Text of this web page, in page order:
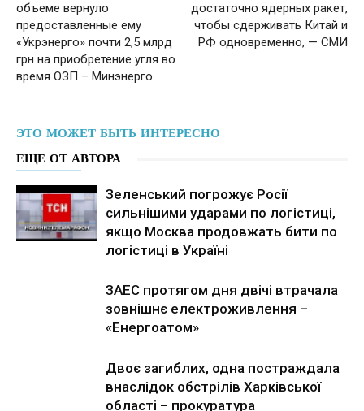
объеме вернуло
предоставленные ему
«Укрэнерго» почти 2,5 млрд
грн на приобретение угля во
время ОЗП – Минэнерго
достаточно ядерных ракет,
чтобы сдерживать Китай и
РФ одновременно, — СМИ
ЭТО МОЖЕТ БЫТЬ ИНТЕРЕСНО
ЕЩЕ ОТ АВТОРА
Зеленський погрожує Росії
сильнішими ударами по логістиці,
якщо Москва продовжать бити по
логістиці в Україні
ЗАЕС протягом дня двічі втрачала
зовнішнє електроживлення –
«Енергоатом»
Двоє загиблих, одна постраждала
внаслідок обстрілів Харківської
області – прокуратура